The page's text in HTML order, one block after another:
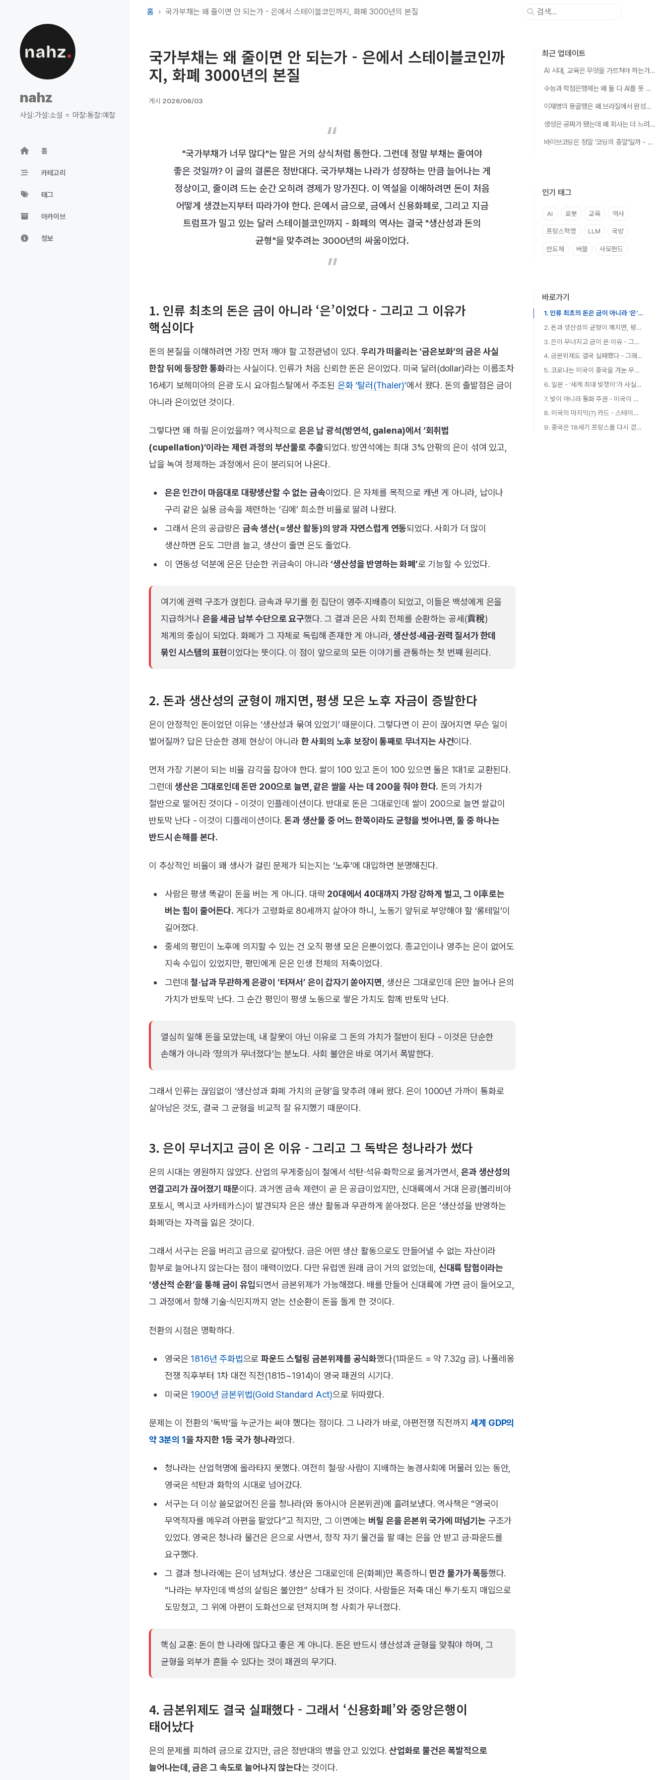
nahz
사실:가설:소설 = 마찰:통찰:예찰
홈
카테고리
태그
아카이브
정보
홈 국가부채는 왜 줄이면 안 되는가 - 은에서 스테이블코인까지, 화폐 3000년의 본질
국가부채는 왜 줄이면 안 되는가 - 은에서 스테이블코인까
지, 화폐 3000년의 본질
게시 2026/06/03
"국가부채가 너무 많다"는 말은 거의 상식처럼 통한다. 그런데 정말 부채는 줄여야
좋은 것일까? 이 글의 결론은 정반대다. 국가부채는 나라가 성장하는 만큼 늘어나는 게
정상이고, 줄이려 드는 순간 오히려 경제가 망가진다. 이 역설을 이해하려면 돈이 처음
어떻게 생겼는지부터 따라가야 한다. 은에서 금으로, 금에서 신용화폐로, 그리고 지금
트럼프가 밀고 있는 달러 스테이블코인까지 - 화폐의 역사는 결국 "생산성과 돈의
균형"을 맞추려는 3000년의 싸움이었다.
1. 인류 최초의 돈은 금이 아니라 ‘은’이었다 - 그리고 그 이유가
핵심이다
돈의 본질을 이해하려면 가장 먼저 깨야 할 고정관념이 있다. 우리가 떠올리는 ‘금은보화’의 금은 사실
한참 뒤에 등장한 통화라는 사실이다. 인류가 처음 신뢰한 돈은 은이었다. 미국 달러(dollar)라는 이름조차
16세기 보헤미아의 은광 도시 요아힘스탈에서 주조된 은화 ‘탈러(Thaler)’에서 왔다. 돈의 출발점은 금이
아니라 은이었던 것이다.
그렇다면 왜 하필 은이었을까? 역사적으로 은은 납 광석(방연석, galena)에서 ‘회취법
(cupellation)’이라는 제련 과정의 부산물로 추출되었다. 방연석에는 최대 3% 안팎의 은이 섞여 있고,
납을 녹여 정제하는 과정에서 은이 분리되어 나온다.
은은 인간이 마음대로 대량생산할 수 없는 금속이었다. 은 자체를 목적으로 캐낸 게 아니라, 납이나
구리 같은 실용 금속을 제련하는 ‘김에’ 희소한 비율로 딸려 나왔다.
그래서 은의 공급량은 금속 생산(=생산 활동)의 양과 자연스럽게 연동되었다. 사회가 더 많이
생산하면 은도 그만큼 늘고, 생산이 줄면 은도 줄었다.
이 연동성 덕분에 은은 단순한 귀금속이 아니라‘생산성을 반영하는 화폐’로 기능할 수 있었다.
여기에 권력 구조가 얹힌다. 금속과 무기를 쥔 집단이 영주·지배층이 되었고, 이들은 백성에게 은을
지급하거나 은을 세금 납부 수단으로 요구했다. 그 결과 은은 사회 전체를 순환하는 공세(貢稅)
체계의 중심이 되었다. 화폐가 그 자체로 독립해 존재한 게 아니라,생산성·세금·권력 질서가 한데
묶인 시스템의 표현이었다는 뜻이다. 이 점이 앞으로의 모든 이야기를 관통하는 첫 번째 원리다.
2. 돈과 생산성의 균형이 깨지면, 평생 모은 노후 자금이 증발한다
은이 안정적인 돈이었던 이유는 ‘생산성과 묶여 있었기’ 때문이다. 그렇다면 이 끈이 끊어지면 무슨 일이
벌어질까? 답은 단순한 경제 현상이 아니라 한 사회의 노후 보장이 통째로 무너지는 사건이다.
먼저 가장 기본이 되는 비율 감각을 잡아야 한다. 쌀이 100 있고 돈이 100 있으면 둘은 1대1로 교환된다.
그런데생산은 그대로인데 돈만 200으로 늘면, 같은 쌀을 사는 데 200을 줘야 한다. 돈의 가치가
절반으로 떨어진 것이다 - 이것이 인플레이션이다. 반대로 돈은 그대로인데 쌀이 200으로 늘면 쌀값이
반토막 난다 - 이것이 디플레이션이다.돈과 생산물 중 어느 한쪽이라도 균형을 벗어나면, 둘 중 하나는
반드시 손해를 본다.
이 추상적인 비율이 왜 생사가 걸린 문제가 되는지는 ‘노후’에 대입하면 분명해진다.
사람은 평생 똑같이 돈을 버는 게 아니다. 대략 20대에서 40대까지 가장 강하게 벌고, 그 이후로는
버는 힘이 줄어든다. 게다가 고령화로 80세까지 살아야 하니, 노동기 앞뒤로 부양해야 할 ‘롱테일’이
길어졌다.
중세의 평민이 노후에 의지할 수 있는 건 오직 평생 모은 은뿐이었다. 종교인이나 영주는 은이 없어도
지속 수입이 있었지만, 평민에게 은은 인생 전체의 저축이었다.
그런데철·납과 무관하게 은광이 ‘터져서’ 은이 갑자기 쏟아지면, 생산은 그대로인데 은만 늘어나 은의
가치가 반토막 난다. 그 순간 평민이 평생 노동으로 쌓은 가치도 함께 반토막 난다.
열심히 일해 돈을 모았는데, 내 잘못이 아닌 이유로 그 돈의 가치가 절반이 된다 - 이것은 단순한
손해가 아니라 ‘정의가 무너졌다’는 분노다. 사회 불안은 바로 여기서 폭발한다.
그래서 인류는 끊임없이 ‘생산성과 화폐 가치의 균형’을 맞추려 애써 왔다. 은이 1000년 가까이 통화로
살아남은 것도, 결국 그 균형을 비교적 잘 유지했기 때문이다.
3. 은이 무너지고 금이 온 이유 - 그리고 그 독박은 청나라가 썼다
은의 시대는 영원하지 않았다. 산업의 무게중심이 철에서 석탄·석유·화학으로 옮겨가면서,은과 생산성의
연결고리가 끊어졌기 때문이다. 과거엔 금속 제련이 곧 은 공급이었지만, 신대륙에서 거대 은광(볼리비아
포토시, 멕시코 사카테카스)이 발견되자 은은 생산 활동과 무관하게 쏟아졌다. 은은 ‘생산성을 반영하는
화폐’라는 자격을 잃은 것이다.
그래서 서구는 은을 버리고 금으로 갈아탔다. 금은 어떤 생산 활동으로도 만들어낼 수 없는 자산이라
함부로 늘어나지 않는다는 점이 매력이었다. 다만 유럽엔 원래 금이 거의 없었는데, 신대륙 탐험이라는
‘생산적 순환’을 통해 금이 유입되면서 금본위제가 가능해졌다. 배를 만들어 신대륙에 가면 금이 들어오고,
그 과정에서 항해 기술·식민지까지 얻는 선순환이 돈을 돌게 한 것이다.
전환의 시점은 명확하다.
영국은 1816년 주화법으로파운드 스털링 금본위제를 공식화했다(1파운드 = 약 7.32g 금). 나폴레옹
전쟁 직후부터 1차 대전 직전(1815~1914)이 영국 패권의 시기다.
미국은 1900년 금본위법(Gold Standard Act)으로 뒤따랐다.
문제는 이 전환의 ‘독박’을 누군가는 써야 했다는 점이다. 그 나라가 바로, 아편전쟁 직전까지세계 GDP의
약 3분의 1을 차지한 1등 국가 청나라였다.
청나라는 산업혁명에 올라타지 못했다. 여전히 철·땅·사람이 지배하는 농경사회에 머물러 있는 동안,
영국은 석탄과 화학의 시대로 넘어갔다.
서구는 더 이상 쓸모없어진 은을 청나라(와 동아시아 은본위권)에 흘려보냈다. 역사책은 “영국이
무역적자를 메우려 아편을 팔았다”고 적지만, 그 이면에는 버릴 은을 은본위 국가에 떠넘기는 구조가
있었다. 영국은 청나라 물건은 은으로 사면서, 정작 자기 물건을 팔 때는 은을 안 받고 금·파운드를
요구했다.
그 결과 청나라에는 은이 넘쳐났다. 생산은 그대로인데 은(화폐)만 폭증하니 민간 물가가 폭등했다.
“나라는 부자인데 백성의 살림은 불안한” 상태가 된 것이다. 사람들은 저축 대신 투기·토지 매입으로
도망쳤고, 그 위에 아편이 도화선으로 던져지며 청 사회가 무너졌다.
핵심 교훈: 돈이 한 나라에 많다고 좋은 게 아니다. 돈은 반드시 생산성과 균형을 맞춰야 하며, 그
균형을 외부가 흔들 수 있다는 것이 패권의 무기다.
4. 금본위제도 결국 실패했다 - 그래서 ‘신용화폐’와 중앙은행이
태어났다
은의 문제를 피하려 금으로 갔지만, 금은 정반대의 병을 안고 있었다. 산업화로 물건은 폭발적으로
늘어나는데, 금은 그 속도로 늘어나지 않는다는 것이다.
최근 업데이트
AI 시대, 교육은 무엇을 가르쳐야 하는가 - 우리는 지금 "초등교육"이 처음 발명되던 순간에 서 있다
수능과 학점은행제는 왜 둘 다 AI를 못 가르치는가
이재명의 몽골행은 왜 브라질에서 완성되는가 - 로봇의 심장에는 반쪽짜리 광구가 두 개 필요했다
생성은 공짜가 됐는데 왜 회사는 더 느려졌는가 - AI 시대, 가치는 "만들기"에서 "거르고·쌓고·엮기"로 옮겨갔다
바이브코딩은 정말 '코딩의 종말'일까 - 그렇게 따지면 종말은 적어도 1950년대부터 이미 시작됐다
인기 태그
AI 로봇 교육 역사
프랑스혁명 LLM 국방
반도체 버블 사모펀드
바로가기
1. 인류 최초의 돈은 금이 아니라 ‘은’이었다 - 그리고 그 이유가 핵심이다
2. 돈과 생산성의 균형이 깨지면, 평생 모은 노후 자금이 증발한다
3. 은이 무너지고 금이 온 이유 - 그리고 그 독박은 청나라가 썼다
4. 금본위제도 결국 실패했다 - 그래서 ‘신용화폐’와 중앙은행이 태어났다
5. 코로나는 미국이 중국을 겨눈 무기였다
6. 일본 - ‘세계 최대 빚쟁이’가 사실은 세계의 은행인 이유
7. 빚이 아니라 통화 주권 - 미국이 세계를 지배하는 진짜 방식
8. 미국의 마지막(?) 카드 - 스테이블코인으로 위안화를 무너뜨린다
9. 중국은 18세기 프랑스를 다시 걷는다 - 빨아들이는 패권은 어디로 가는가